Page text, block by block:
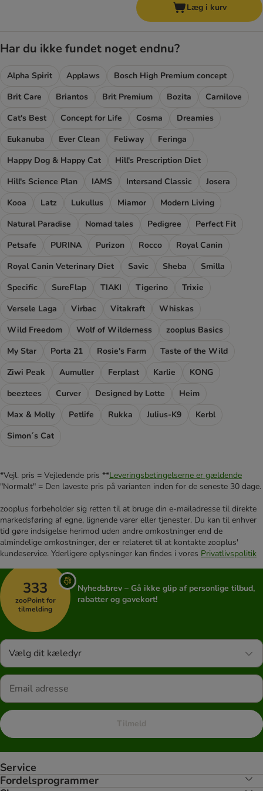
Læg i kurv
Har du ikke fundet noget endnu?
Alpha Spirit Applaws
Bosch High Premium concept
Brit Care
Briantos Brit Premium Bozita
Carnilove
Cat's Best
Concept for Life Cosma
Dreamies
Eukanuba
Ever Clean Feliway
Feringa
Happy Dog & Happy Cat
Hill's Prescription Diet
Hill's Science Plan
IAMS Intersand Classic
Josera
Kooa
Latz Lukullus Miamor
Modern Living
Natural Paradise
Nomad tales Pedigree
Perfect Fit
Petsafe
PURINA Purizon Rocco
Royal Canin
Royal Canin Veterinary Diet
Savic Sheba
Smilla
Specific
SureFlap TIAKI Tigerino
Trixie
Versele Laga
Virbac Vitakraft
Whiskas
Wild Freedom
Wolf of Wilderness
zooplus Basics
My Star
Porta 21 Rosie's Farm
Taste of the Wild
Ziwi Peak
Aumuller Ferplast Karlie
KONG
beeztees
Curver Designed by Lotte
Heim
Max & Molly
Petlife Rukka Julius-K9
Kerbl
Simon´s Cat
*Vejl. pris = Vejledende pris **Leveringsbetingelserne er gældende
"Normalt" = Den laveste pris på varianten inden for de seneste 30 dage.
zooplus forbeholder sig retten til at bruge din e-mailadresse til direkte
markedsføring af egne, lignende varer eller tjenester. Du kan til enhver
tid gøre indsigelse herimod uden andre omkostninger end de
almindelige omkostninger, der er relateret til at kontakte zooplus'
kundeservice. Yderligere oplysninger kan findes i vores Privatlivspolitik
333
zooPoint for
tilmelding
Nyhedsbrev – Gå ikke glip af personlige tilbud,
rabatter og gavekort!
Vælg dit kæledyr
Tilmeld
Service
Fordelsprogrammer